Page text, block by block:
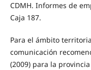
CDMH. Informes de
Caja 187.
Para el ámbito
comunicación
(2009) para la